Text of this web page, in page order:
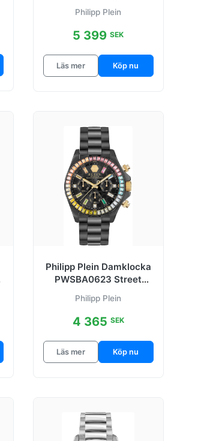
Philipp Plein
5 399SEK
Läs mer Köp nu
Philipp Plein Damklocka
PWSBA0623 Street
Ø38.5 mm
Philipp Plein
4 365 SEK
Läs mer Köp nu